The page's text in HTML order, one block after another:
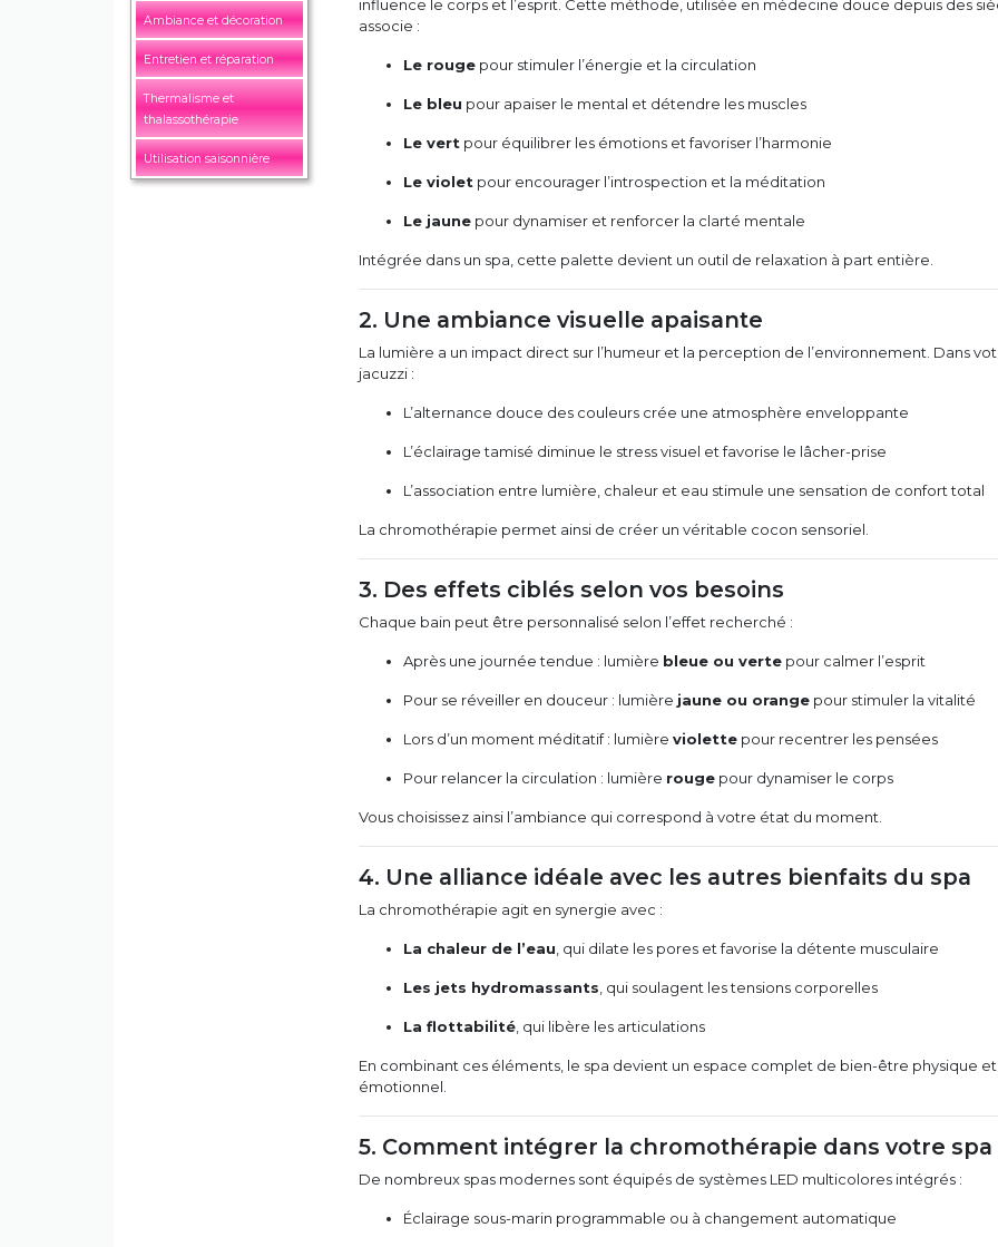
Ambiance et décoration
Entretien et réparation
Thermalisme et
thalassothérapie
Utilisation saisonnière
influence le corps et l’esprit. Cette méthode, utilisée en médecine douce depuis des
associe :
Le rouge pour stimuler l’énergie et la circulation
Le bleu pour apaiser le mental et détendre les muscles
Le vert pour équilibrer les émotions et favoriser l’harmonie
Le violet pour encourager l’introspection et la méditation
Le jaune pour dynamiser et renforcer la clarté mentale
Intégrée dans un spa, cette palette devient un outil de relaxation à part entière.
2. Une ambiance visuelle apaisante
La lumière a un impact direct sur l’humeur et la perception de l’environnement. Dans
jacuzzi :
L’alternance douce des couleurs crée une atmosphère enveloppante
L’éclairage tamisé diminue le stress visuel et favorise le lâcher-prise
L’association entre lumière, chaleur et eau stimule une sensation de confort total
La chromothérapie permet ainsi de créer un véritable cocon sensoriel.
3. Des effets ciblés selon vos besoins
Chaque bain peut être personnalisé selon l’effet recherché :
Après une journée tendue : lumière bleue ou verte pour calmer l’esprit
Pour se réveiller en douceur : lumière jaune ou orange pour stimuler la vitalité
Lors d’un moment méditatif : lumière violette pour recentrer les pensées
Pour relancer la circulation : lumière rouge pour dynamiser le corps
Vous choisissez ainsi l’ambiance qui correspond à votre état du moment.
4. Une alliance idéale avec les autres bienfaits du spa
La chromothérapie agit en synergie avec :
La chaleur de l’eau , qui dilate les pores et favorise la détente musculaire
Les jets hydromassants , qui soulagent les tensions corporelles
La flottabilité , qui libère les articulations
En combinant ces éléments, le spa devient un espace complet de bien-être physique et
émotionnel.
5. Comment intégrer la chromothérapie dans votre spa
De nombreux spas modernes sont équipés de systèmes LED multicolores intégrés :
Éclairage sous-marin programmable ou à changement automatique